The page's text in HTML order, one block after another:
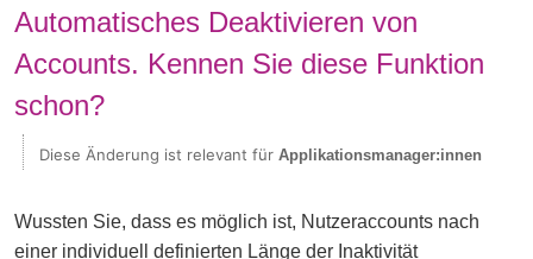
Automatisches Deaktivieren von
Accounts. Kennen Sie diese Funktion
schon?
Diese Änderung ist relevant für Applikationsmanager:innen
Wussten Sie, dass es möglich ist, Nutzeraccounts nach
einer individuell definierten Länge der Inaktivität